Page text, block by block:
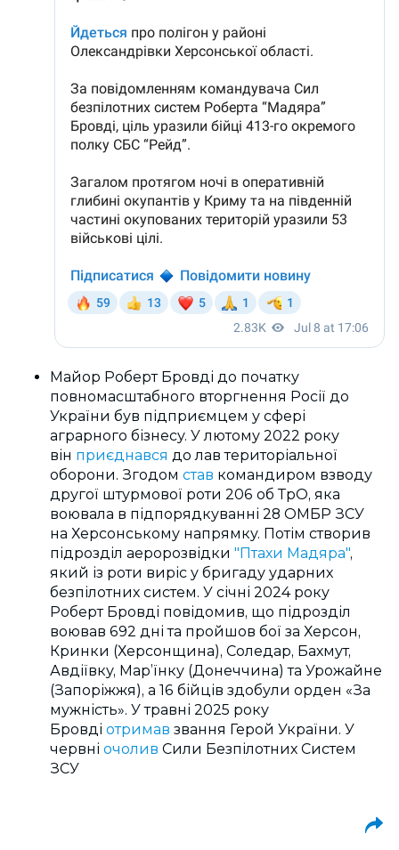
Майор Роберт Бровді до початку
повномасштабного вторгнення Росії до
України був підприємцем у сфері
аграрного бізнесу. У лютому 2022 року
він приєднався до лав територіальної
оборони. Згодом став командиром взводу
другої штурмової роти 206 об ТрО, яка
воювала в підпорядкуванні 28 ОМБР ЗСУ
на Херсонському напрямку. Потім створив
підрозділ аеророзвідки "Птахи Мадяра",
який із роти виріс у бригаду ударних
безпілотних систем. У січні 2024 року
Роберт Бровді повідомив, що підрозділ
воював 692 дні та пройшов бої за Херсон,
Кринки (Херсонщина), Соледар, Бахмут,
Авдіївку, Мар’їнку (Донеччина) та Урожайне
(Запоріжжя), а 16 бійців здобули орден «За
мужність». У травні 2025 року
Бровді отримав звання Герой України. У
червні очолив Сили Безпілотних Систем
ЗСУ